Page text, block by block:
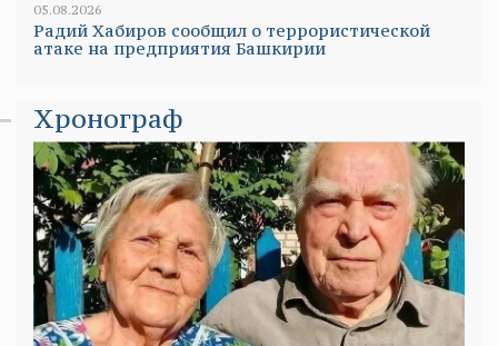
05.08.2026
Радий Хабиров сообщил о террористической
атаке на предприятия Башкирии
Хронограф